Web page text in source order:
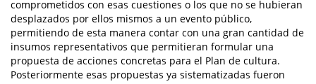
comprometidos con esas cuestiones o los que no se hubieran
desplazados por ellos mismos a un evento público,
permitiendo de esta manera contar con una gran cantidad de
insumos representativos que permitieran formular una
propuesta de acciones concretas para el Plan de cultura.
Posteriormente esas propuestas ya sistematizadas fueron